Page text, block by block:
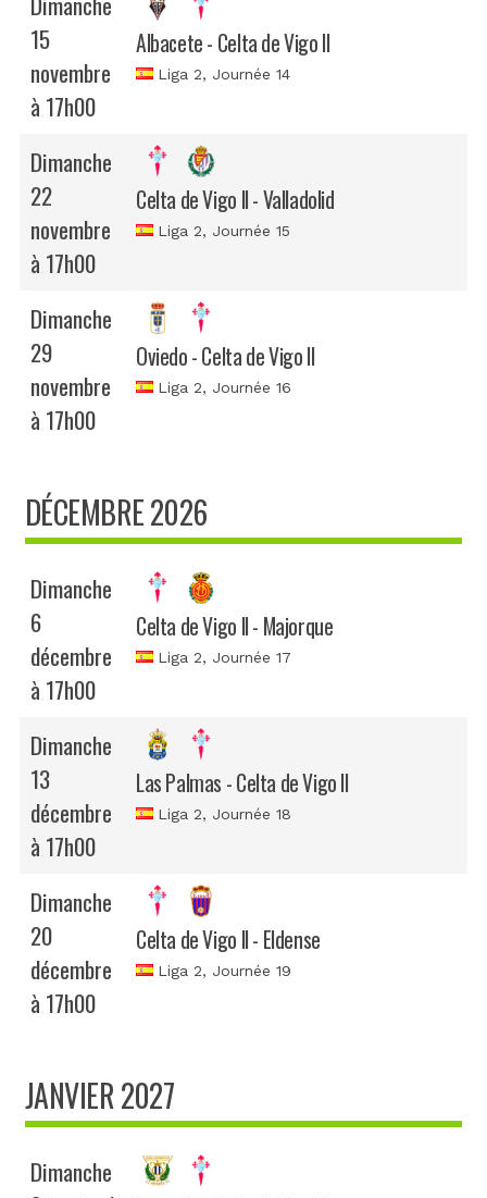
15
novembre
à 17h00
Albacete - Celta de Vigo II
Liga 2, Journée 14
Dimanche
22
novembre
à 17h00
Celta de Vigo II - Valladolid
Liga 2, Journée 15
Dimanche
29
novembre
à 17h00
Oviedo - Celta de Vigo II
Liga 2, Journée 16
DÉCEMBRE 2026
Dimanche
6
décembre
à 17h00
Celta de Vigo II - Majorque
Liga 2, Journée 17
Dimanche
13
décembre
à 17h00
Las Palmas - Celta de Vigo II
Liga 2, Journée 18
Dimanche
20
décembre
à 17h00
Celta de Vigo II - Eldense
Liga 2, Journée 19
JANVIER 2027
Dimanche